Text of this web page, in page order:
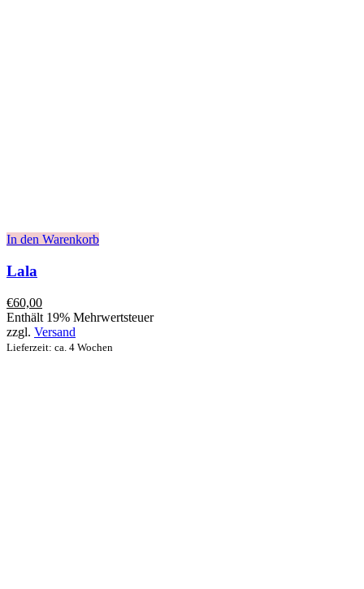
In den Warenkorb
Lala
€60,00
Enthält 19% Mehrwertsteuer
zzgl. Versand
Lieferzeit: ca. 4 Wochen